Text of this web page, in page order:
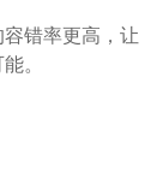
错率更高，让
。